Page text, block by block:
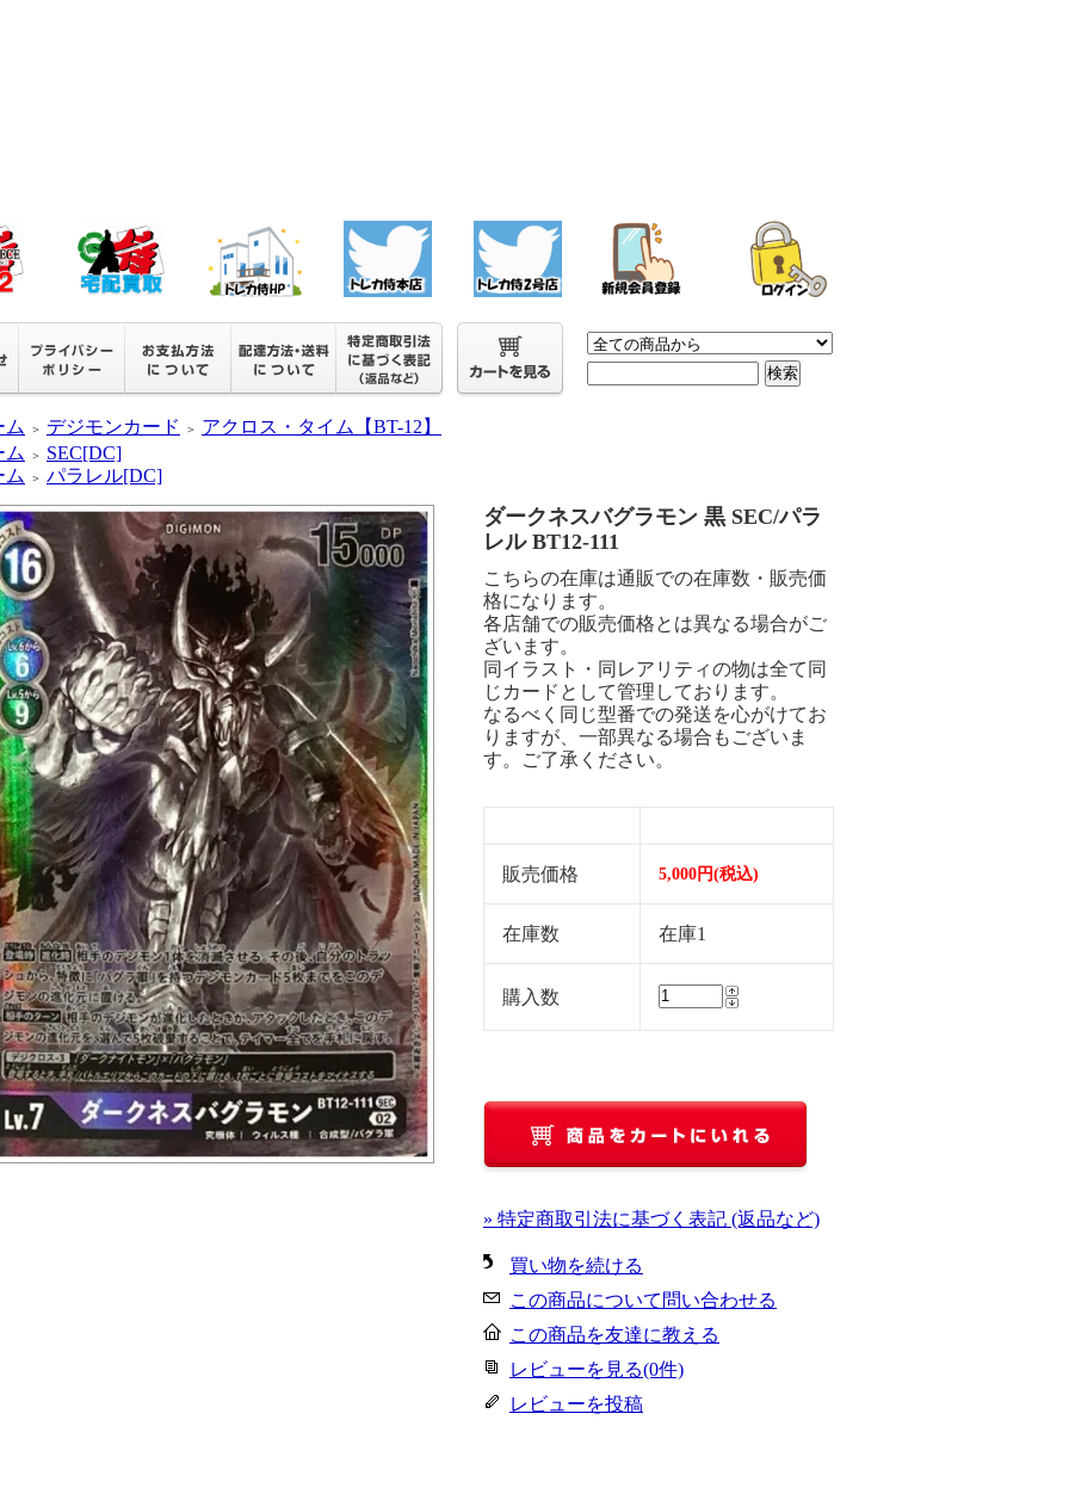
ム ＞ デジモンカード ＞
アクロス・タイム【BT-12】
ム
＞
SEC[DC]
ム
＞ パラレル[DC]
ダークネスバグラモン 黒 SEC/パラ
レル BT12-111
こちらの在庫は通販での在庫数・販売価
格になります。
各店舗での販売価格とは異なる場合がご
ざいます。
同イラスト・同レアリティの物は全て同
じカードとして管理しております。
なるべく同じ型番での発送を心がけてお
りますが、一部異なる場合もございま
す。ご了承ください。
販売価格 5,000円(税込)
在庫数 在庫1
購入数
» 特定商取引法に基づく表記 (返品など)
買い物を続ける
この商品について問い合わせる
この商品を友達に教える
レビューを見る(0件)
レビューを投稿